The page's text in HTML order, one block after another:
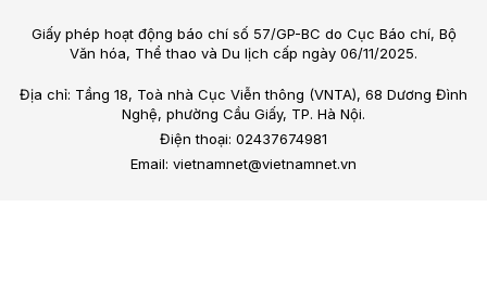
Giấy phép hoạt động báo chí số 57/GP-BC do Cục Báo chí, Bộ
Văn hóa, Thể thao và Du lịch cấp ngày 06/11/2025.
Địa chỉ: Tầng 18, Toà nhà Cục Viễn thông (VNTA), 68 Dương Đình
Nghệ, phường Cầu Giấy, TP. Hà Nội.
Điện thoại: 02437674981
Email: vietnamnet@vietnamnet.vn